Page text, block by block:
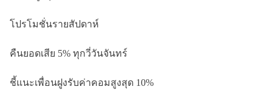
โปรโมชั่นรายสัปดาห์
คืนยอดเสีย 5% ทุกวี่วันจันทร์
ชี้แนะเพื่อนฝูงรับค่าคอมสูงสุด 10%